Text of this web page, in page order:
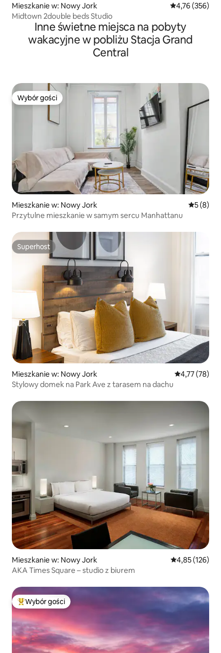
Mieszkanie w: Nowy Jork Średnia
4,76 (356)
Midtown 2double beds Studio
Inne świetne miejsca na pobyty
wakacyjne w pobliżu Stacja Grand
Central
Wybór gości
Wybór gości
Mieszkanie w: Nowy Jork Średnia
5 (8)
Przytulne mieszkanie w samym sercu Manhattanu
Superhost
Superhost
Mieszkanie w: Nowy Jork Średnia
4,77 (78)
Stylowy domek na Park Ave z tarasem na dachu
Mieszkanie w: Nowy Jork Średnia
4,85 (126)
AKA Times Square – studio z biurem
Najpopularniejsze z kategorii Wybór gości
Wybór gości